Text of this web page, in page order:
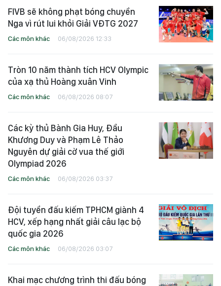
FIVB sẽ không phạt bóng chuyền
Nga vì rút lui khỏi Giải VĐTG 2027
Các môn khác 06/08/2026 12:33
Tròn 10 năm thành tích HCV Olympic
của xạ thủ Hoàng xuân Vinh
Các môn khác 06/08/2026 08:07
Các kỳ thủ Bành Gia Huy, Đầu
Khương Duy và Phạm Lê Thảo
Nguyên dự giải cờ vua thế giới
Olympiad 2026
Các môn khác 06/08/2026 03:37
Đội tuyển đấu kiếm TPHCM giành 4
HCV, xếp hạng nhất giải câu lạc bộ
quốc gia 2026
Các môn khác 06/08/2026 03:07
Khai mạc chương trình thi đấu bóng